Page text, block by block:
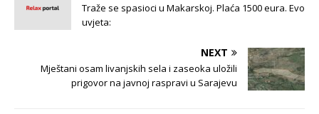
Traže se spasioci u Makarskoj. Plaća 1500 eura. Evo
uvjeta:
NEXT
Mještani osam livanjskih sela i zaseoka uložili
prigovor na javnoj raspravi u Sarajevu